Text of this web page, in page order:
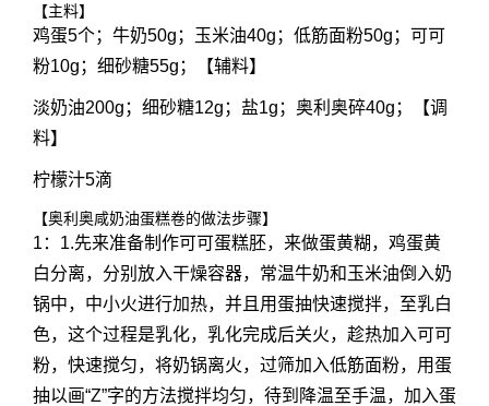
【主料】
鸡蛋5个；牛奶50g；玉米油40g；低筋面粉50g；可可
粉10g；细砂糖55g；【辅料】
淡奶油200g；细砂糖12g；盐1g；奥利奥碎40g；【调
料】
柠檬汁5滴
【奥利奥咸奶油蛋糕卷的做法步骤】
1：1.先来准备制作可可蛋糕胚，来做蛋黄糊，鸡蛋黄
白分离，分别放入干燥容器，常温牛奶和玉米油倒入奶
锅中，中小火进行加热，并且用蛋抽快速搅拌，至乳白
色，这个过程是乳化，乳化完成后关火，趁热加入可可
粉，快速搅匀，将奶锅离火，过筛加入低筋面粉，用蛋
抽以画“Z”字的方法搅拌均匀，待到降温至手温，加入蛋